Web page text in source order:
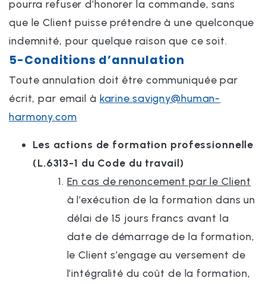
pourra refuser d’honorer la commande, sans
que le Client puisse prétendre à une quelconque
indemnité, pour quelque raison que ce soit.
5-Conditions d’annulation
Toute annulation doit être communiquée par
écrit, par email à karine.savigny@human-
harmony.com
Les actions de formation professionnelle
(L.6313-1 du Code du travail)
En cas de renoncement par le Client
à l’exécution de la formation dans un
délai de 15 jours francs avant la
date de démarrage de la formation,
le Client s’engage au versement de
l’intégralité du coût de la formation,